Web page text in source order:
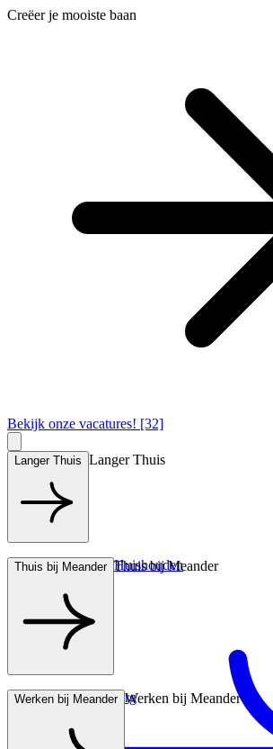
Creëer je mooiste baan
Bekijk onze vacatures! [32]
Langer Thuis Langer Thuis
Hulp bij het Huishouden
Thuis bij Meander Thuis bij Meander
Wonen met zorg
Werken bij Meander Werken bij Meander